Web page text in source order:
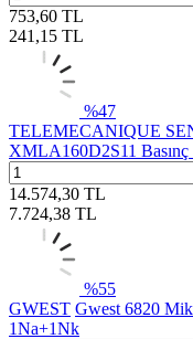
753,60 TL
241,15 TL
%47
TELEMECANIQUE
XMLA160D2S11
14.574,30 TL
7.724,38 TL
%55
GWEST Gwest 6820
1Na+1Nk